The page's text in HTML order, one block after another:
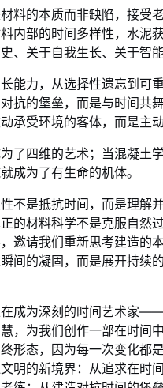
料的本质而非缺陷，接受
内部的时间多样性，水泥
关于自我生长、关于智能
能力，从选择性遗忘到
抗的堡垒，而是与时间共
承受环境的客体，而是主
了四维的艺术；当混凝土
成为了有生命的机体。
不是抵抗时间，而是理解
的材料科学不是克服自然
邀请我们重新思考建造
间的凝固，而是展开持续
成为深刻的时间艺术家
，为我们创作一部在时间
形态，因为每一次变化都
明的新境界：从追求在时